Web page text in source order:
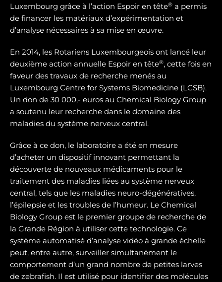
Luxembourg grâce à l’action Espoir en tête® a permis
de financer les matériaux d’expérimentation et
d’analyse nécessaires à sa mise en œuvre.
En 2014, les Rotariens Luxembourgeois ont lancé leur
deuxième action annuelle Espoir en tête®, cette fois en
faveur des travaux de recherche menés au
Luxembourg Centre for Systems Biomedicine (LCSB).
Un don de 30 000,- euros au Chemical Biology Group
a soutenu leur recherche dans le domaine des
maladies du système nerveux central.
Grâce à ce don, le laboratoire a été en mesure
d’acheter un dispositif innovant permettant la
découverte de nouveaux médicaments pour le
traitement des maladies liées au système nerveux
central, tels que les maladies neuro-dégénératives,
l’épilepsie et les troubles de l’humeur. Le Chemical
Biology Group est le premier groupe de recherche de
la Grande Région à utiliser cette technologie. Ce
système automatisé d’analyse vidéo à grande échelle
peut, entre autre, surveiller simultanément le
comportement d’un grand nombre de petites larves
de zebrafish. Il est utilisé pour identifier des molécules